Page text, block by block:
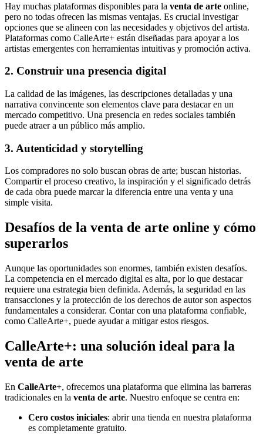
Hay muchas plataformas disponibles para la venta de arte online,
pero no todas ofrecen las mismas ventajas. Es crucial investigar
opciones que se alineen con las necesidades y objetivos del artista.
Plataformas como CalleArte+ están diseñadas para apoyar a los
artistas emergentes con herramientas intuitivas y promoción activa.
2. Construir una presencia digital
La calidad de las imágenes, las descripciones detalladas y una
narrativa convincente son elementos clave para destacar en un
mercado competitivo. Una presencia en redes sociales también
puede atraer a un público más amplio.
3. Autenticidad y storytelling
Los compradores no solo buscan obras de arte; buscan historias.
Compartir el proceso creativo, la inspiración y el significado detrás
de cada obra puede marcar la diferencia entre una venta y una
simple visita.
Desafíos de la venta de arte online y cómo
superarlos
Aunque las oportunidades son enormes, también existen desafíos.
La competencia en el mercado digital es alta, por lo que destacar
requiere una estrategia bien definida. Además, la seguridad en las
transacciones y la protección de los derechos de autor son aspectos
fundamentales a considerar. Contar con una plataforma confiable,
como CalleArte+, puede ayudar a mitigar estos riesgos.
CalleArte+: una solución ideal para la
venta de arte
En CalleArte+, ofrecemos una plataforma que elimina las barreras
tradicionales en la venta de arte. Nuestro enfoque se centra en:
Cero costos iniciales: abrir una tienda en nuestra plataforma
es completamente gratuito.